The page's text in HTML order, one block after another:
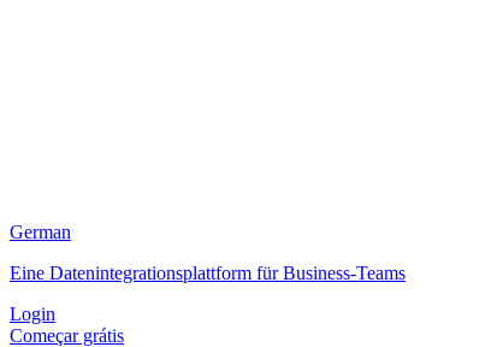
German
Eine Datenintegrationsplattform für Business-Teams
Login
Começar grátis